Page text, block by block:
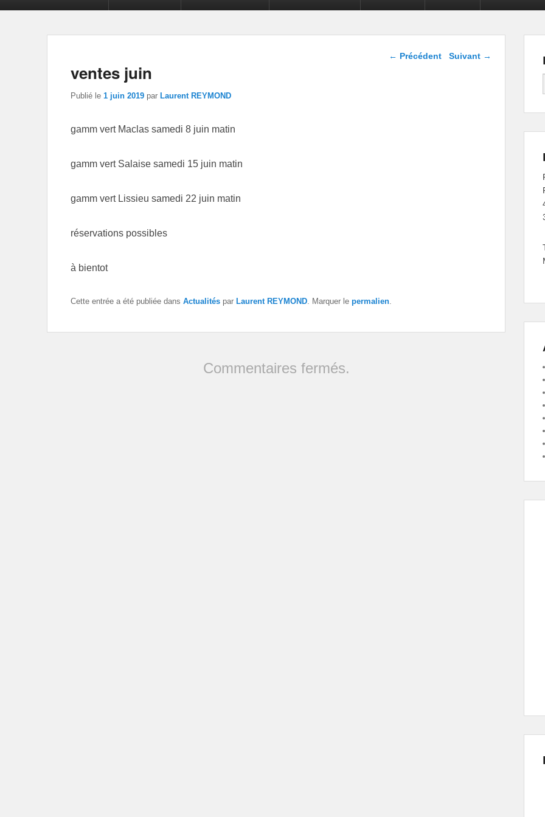
Navigation dans les
← Précédent Suivant →
ventes juin
Publié le 1 juin 2019 par Laurent REYMOND
gamm vert Maclas samedi 8 juin matin
gamm vert Salaise samedi 15 juin matin
gamm vert Lissieu samedi 22 juin matin
réservations possibles
à bientot
Cette entrée a été publiée dans Actualités par Laurent REYMOND . Marquer le permalien
Commentaires fermés.